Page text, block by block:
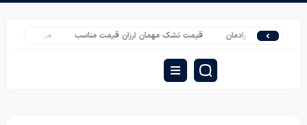
رادمان قیمت تشک مهمان ارزان قیمت مناسب مرکز پخش عمده مارک